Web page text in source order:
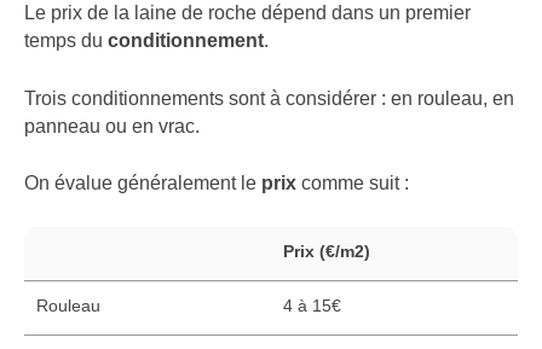
Le prix de la laine de roche dépend dans un premier
temps du conditionnement.
Trois conditionnements sont à considérer : en rouleau, en
panneau ou en vrac.
On évalue généralement le prix comme suit :
Prix (€/m2)
Rouleau 4 à 15€